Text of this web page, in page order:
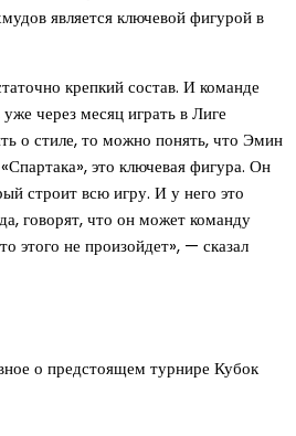
является ключевой фигурой в
крепкий состав. И команде
через месяц играть в Лиге
о стиле, то можно понять, что Эмин
это ключевая фигура. Он
строит всю игру. И у него это
говорят, что он может команду
этого не произойдет», — сказал